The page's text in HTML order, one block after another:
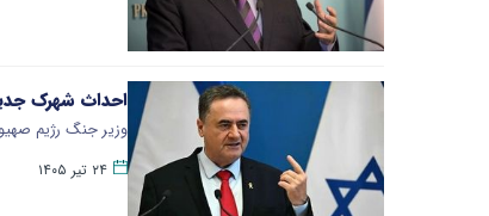
احداث شهرک
وزیر جنگ رژیم
۲۴ تیر ۱۴۰۵